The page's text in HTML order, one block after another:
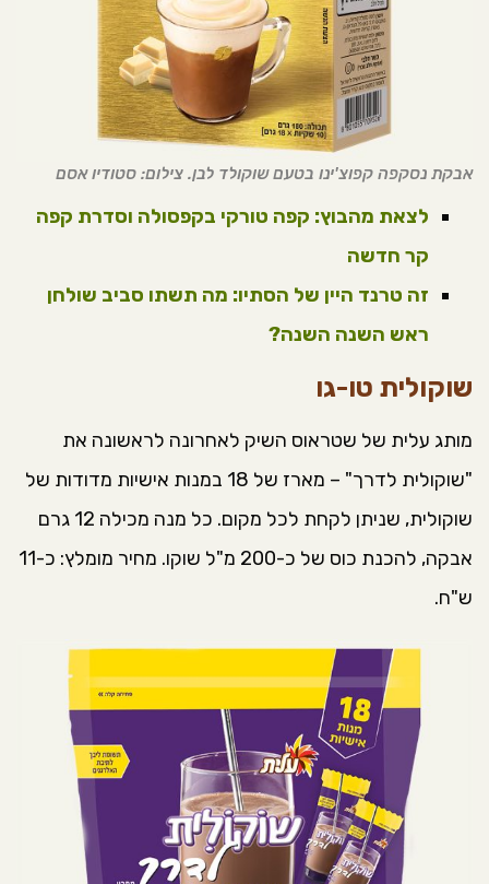
אבקת נסקפה קפוצ'ינו בטעם שוקולד לבן. צילום: סטודיו אסם
לצאת מהבוץ: קפה טורקי בקפסולה וסדרת קפה
קר חדשה
זה טרנד היין של הסתיו: מה תשתו סביב שולחן
ראש השנה השנה?
שוקולית טו-גו
מותג עלית של שטראוס השיק לאחרונה לראשונה את
"שוקולית לדרך" – מארז של 18 במנות אישיות מדודות של
שוקולית, שניתן לקחת לכל מקום. כל מנה מכילה 12 גרם
אבקה, להכנת כוס של כ-200 מ"ל שוקו. מחיר מומלץ: כ-11
ש"ח.